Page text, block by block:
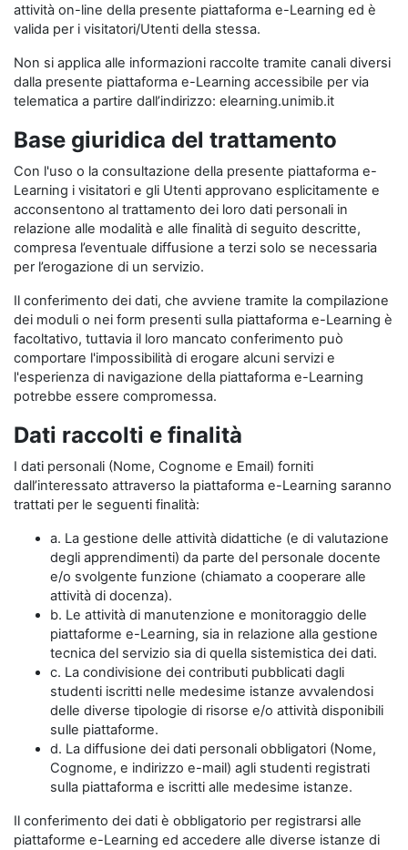
attività on-line della presente piattaforma e-Learning ed è
valida per i visitatori/Utenti della stessa.
Non si applica alle informazioni raccolte tramite canali diversi
dalla presente piattaforma e-Learning accessibile per via
telematica a partire dall’indirizzo: elearning.unimib.it
Base giuridica del trattamento
Con l'uso o la consultazione della presente piattaforma e-
Learning i visitatori e gli Utenti approvano esplicitamente e
acconsentono al trattamento dei loro dati personali in
relazione alle modalità e alle finalità di seguito descritte,
compresa l’eventuale diffusione a terzi solo se necessaria
per l’erogazione di un servizio.
Il conferimento dei dati, che avviene tramite la compilazione
dei moduli o nei form presenti sulla piattaforma e-Learning è
facoltativo, tuttavia il loro mancato conferimento può
comportare l'impossibilità di erogare alcuni servizi e
l'esperienza di navigazione della piattaforma e-Learning
potrebbe essere compromessa.
Dati raccolti e finalità
I dati personali (Nome, Cognome e Email) forniti
dall’interessato attraverso la piattaforma e-Learning saranno
trattati per le seguenti finalità:
a. La gestione delle attività didattiche (e di valutazione
degli apprendimenti) da parte del personale docente
e/o svolgente funzione (chiamato a cooperare alle
attività di docenza).
b. Le attività di manutenzione e monitoraggio delle
piattaforme e-Learning, sia in relazione alla gestione
tecnica del servizio sia di quella sistemistica dei dati.
c. La condivisione dei contributi pubblicati dagli
studenti iscritti nelle medesime istanze avvalendosi
delle diverse tipologie di risorse e/o attività disponibili
sulle piattaforme.
d. La diffusione dei dati personali obbligatori (Nome,
Cognome, e indirizzo e-mail) agli studenti registrati
sulla piattaforma e iscritti alle medesime istanze.
Il conferimento dei dati è obbligatorio per registrarsi alle
piattaforme e-Learning ed accedere alle diverse istanze di